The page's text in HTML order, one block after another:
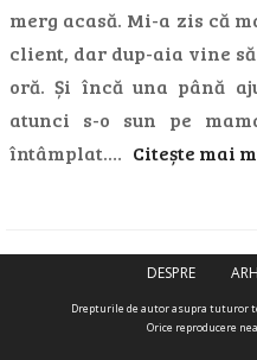
merg acasă. Mi-a zis că
client, dar dup-aia vine
oră. Și încă una până
atunci s-o sun pe
întâmplat.… Citește mai
DESPRE
Drepturile de autor asupra tuturor
Orice reproducere